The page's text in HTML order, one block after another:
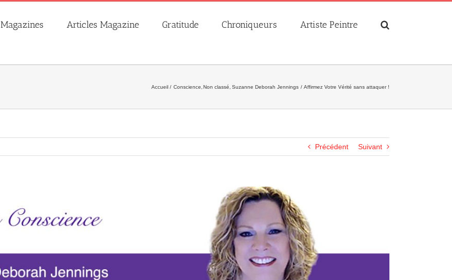
Magazines Articles Magazine Gratitude Chroniqueurs Artiste Peintre
Accueil Conscience Non classé Suzanne Deborah Jennings Affirmez Votre Vérité sans attaquer !
Précédent Suivant